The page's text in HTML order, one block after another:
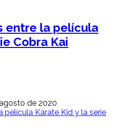
entre la película
Cobra Kai
de 2020